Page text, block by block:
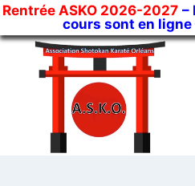
Rentrée ASKO 2026-2027 –
cours sont en ligne
Skip